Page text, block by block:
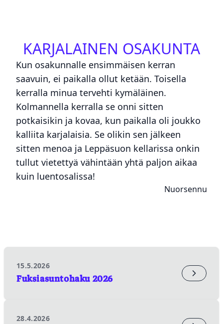
KARJALAINEN OSAKUNTA
Kun osakunnalle ensimmäisen kerran
saavuin, ei paikalla ollut ketään. Toisella
kerralla minua tervehti kymäläinen.
Kolmannella kerralla se onni sitten
potkaisikin ja kovaa, kun paikalla oli joukko
kalliita karjalaisia. Se olikin sen jälkeen
sitten menoa ja Leppäsuon kellarissa onkin
tullut vietettyä vähintään yhtä paljon aikaa
kuin luentosalissa!
Nuorsennu
15.5.2026
Fuksiasuntohaku 2026
28.4.2026